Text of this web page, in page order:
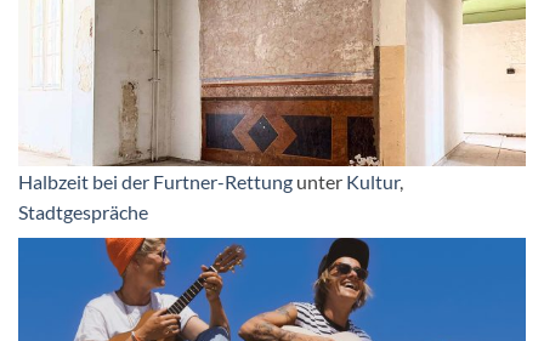
Halbzeit bei der Furtner-Rettung unter Kultur,
Stadtgespräche